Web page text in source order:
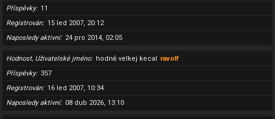
Příspěvky
11
Registrován
15 led 2007, 20:12
Naposledy aktivní
24 pro 2014, 02:05
Hodnost, Uživatelské jméno hodně velkej kecal ravolf
Příspěvky
357
Registrován
16 led 2007, 10:34
Naposledy aktivní
08 dub 2026, 13:10